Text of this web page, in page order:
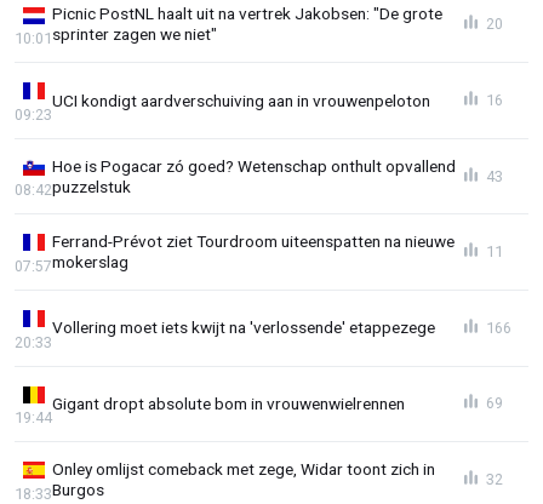
Picnic PostNL haalt uit na vertrek Jakobsen: "De grote
sprinter zagen we niet"
10:01
20
UCI kondigt aardverschuiving aan in vrouwenpeloton
09:23
16
Hoe is Pogacar zó goed? Wetenschap onthult opvallend
puzzelstuk
08:42
43
Ferrand-Prévot ziet Tourdroom uiteenspatten na nieuwe
mokerslag
07:57
11
Vollering moet iets kwijt na 'verlossende' etappezege
20:33
166
Gigant dropt absolute bom in vrouwenwielrennen
19:44
69
Onley omlijst comeback met zege, Widar toont zich in
Burgos
18:33
32